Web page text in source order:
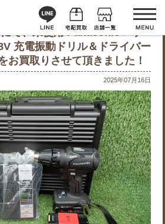
て、未使用 Panasonic パナ
充電振動ドリル＆ドライバー
お買取りさせて頂きました！
2025年07月16日